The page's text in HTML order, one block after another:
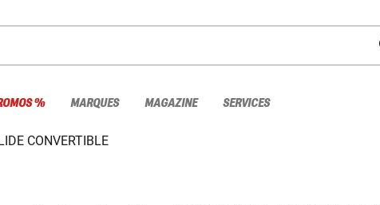
% MARQUES MAGAZINE SERVICES
CONVERTIBLE